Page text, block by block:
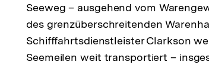
Seeweg – ausgehend vom
des grenzüberschreitenden
Schifffahrtsdienstleister Clarkson
Seemeilen weit transportiert –